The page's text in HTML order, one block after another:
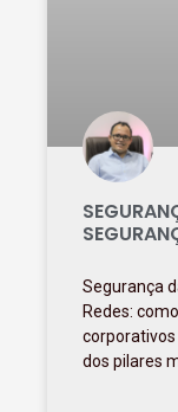
Segurança
Redes:
dos pilares